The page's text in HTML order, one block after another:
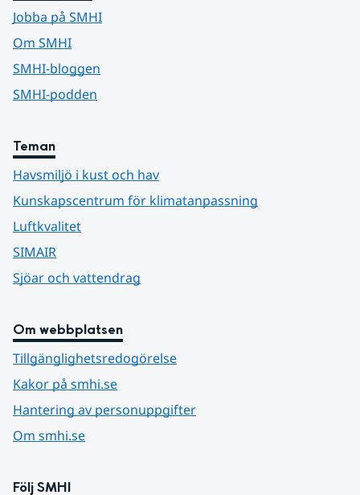
Jobba på SMHI
Om SMHI
SMHI-bloggen
SMHI-podden
Teman
Havsmiljö i kust och hav
Kunskapscentrum för klimatanpassning
Luftkvalitet
SIMAIR
Sjöar och vattendrag
Om webbplatsen
Tillgänglighetsredogörelse
Kakor på smhi.se
Hantering av personuppgifter
Om smhi.se
Följ SMHI